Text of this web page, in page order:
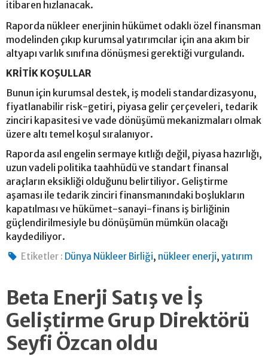
itibaren hızlanacak.
Raporda nükleer enerjinin hükümet odaklı özel finansman
modelinden çıkıp kurumsal yatırımcılar için ana akım bir
altyapı varlık sınıfına dönüşmesi gerektiği vurgulandı.
KRİTİK KOŞULLAR
Bunun için kurumsal destek, iş modeli standardizasyonu,
fiyatlanabilir risk-getiri, piyasa gelir çerçeveleri, tedarik
zinciri kapasitesi ve vade dönüşümü mekanizmaları olmak
üzere altı temel koşul sıralanıyor.
Raporda asıl engelin sermaye kıtlığı değil, piyasa hazırlığı,
uzun vadeli politika taahhüdü ve standart finansal
araçların eksikliği olduğunu belirtiliyor. Geliştirme
aşaması ile tedarik zinciri finansmanındaki boşlukların
kapatılması ve hükümet-sanayi-finans iş birliğinin
güçlendirilmesiyle bu dönüşümün mümkün olacağı
kaydediliyor.
Etiketler : Dünya Nükleer Birliği, nükleer enerji,yatırım
Beta Enerji Satış ve İş
Geliştirme Grup Direktörü
Seyfi Özcan oldu